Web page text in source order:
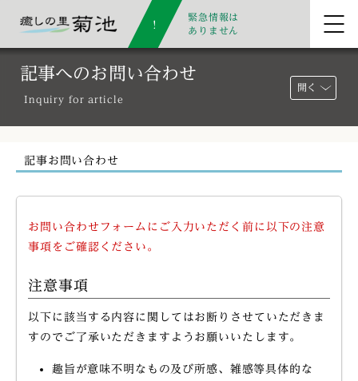
緊急情報は
ありません
記事へのお問い合わせ
Inquiry for article
開く
記事お問い合わせ
お問い合わせフォームにご入力いただく前に以下の注意
事項をご確認ください。
注意事項
以下に該当する内容に関してはお断りさせていただきま
すのでご了承いただきますようお願いいたします。
趣旨が意味不明なもの及び所感、雑感等具体的な